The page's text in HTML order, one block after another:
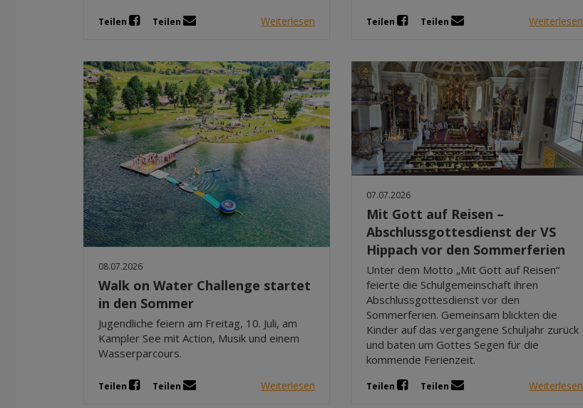
Teilen Teilen Weiterlesen Teilen Teilen Weiterlesen
08.07.2026
Walk on Water Challenge startet
in den Sommer
Jugendliche feiern am Freitag, 10. Juli, am
Kampler See mit Action, Musik und einem
Wasserparcours.
Teilen Teilen Weiterlesen
07.07.2026
Mit Gott auf Reisen –
Abschlussgottesdienst der VS
Hippach vor den Sommerferien
Unter dem Motto „Mit Gott auf Reisen“
feierte die Schulgemeinschaft ihren
Abschlussgottesdienst vor den
Sommerferien. Gemeinsam blickten die
Kinder auf das vergangene Schuljahr zurück
und baten um Gottes Segen für die
kommende Ferienzeit.
Teilen Teilen Weiterlesen